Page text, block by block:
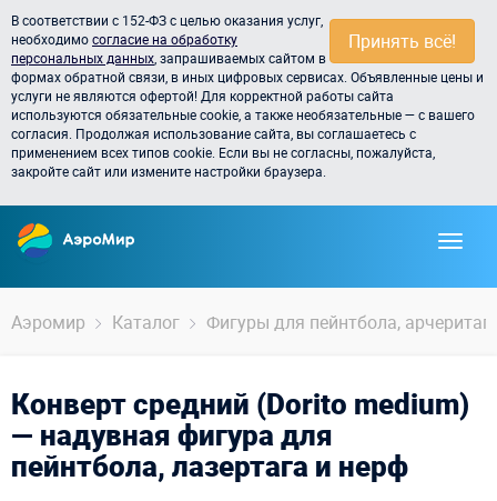
Принять всё!
В соответствии с 152-ФЗ с целью оказания услуг,
необходимосогласие на обработку
персональных данных , запрашиваемых сайтом в
формах обратной связи, в иных цифровых сервисах. Объявленные цены и
услуги не являются офертой! Для корректной работы сайта
используются обязательные cookie, а также необязательные — с вашего
согласия. Продолжая использование сайта, вы соглашаетесь с
применением всех типов cookie. Если вы не согласны, пожалуйста,
закройте сайт или измените настройки браузера.
Аэромир Каталог Фигуры для пейнтбола,
Конверт средний (Dorito medium)
— надувная фигура для
пейнтбола, лазертага и нерф